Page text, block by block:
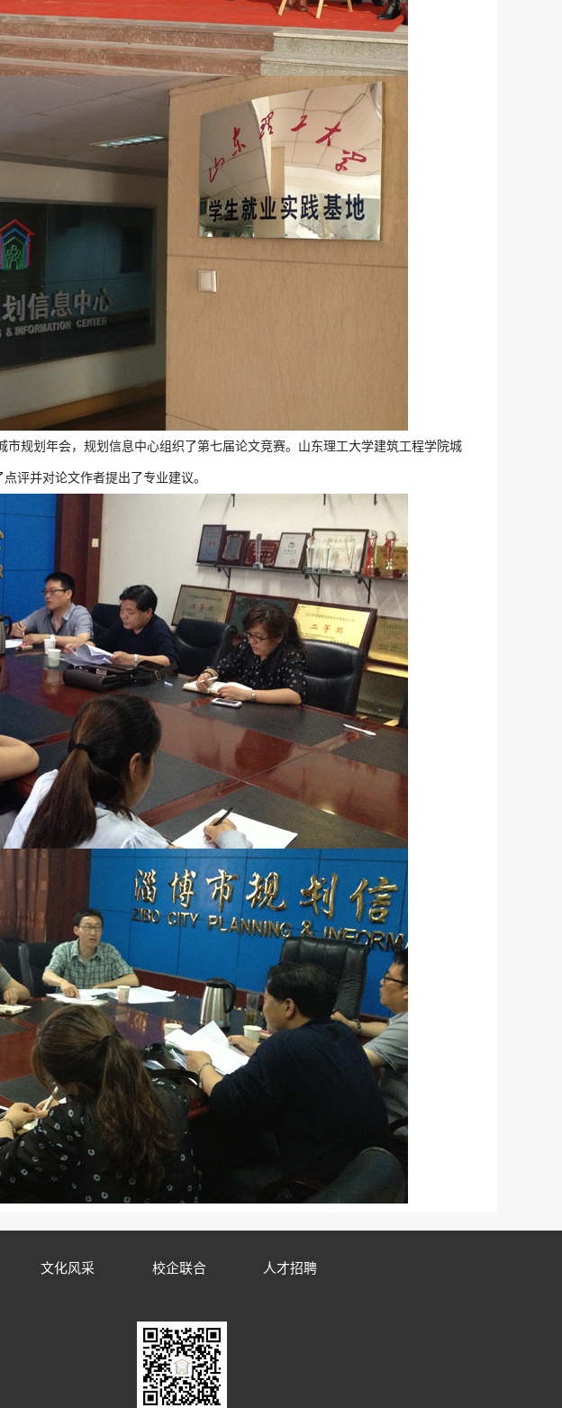
规划年会，规划信息中心组织了第七届论文竞赛。山东理工大学建筑工程学院城
评并对论文作者提出了专业建议。
文化风采 校企联合 人才招聘